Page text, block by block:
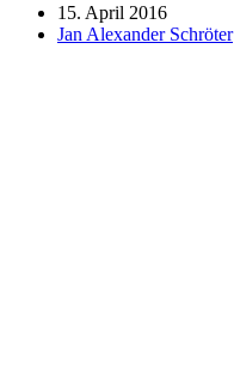
15. April 2016
Jan Alexander Schröter